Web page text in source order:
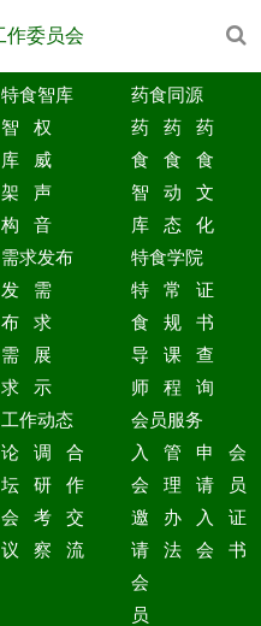
特食智库
智
库
架
构
权
威
声
音
药食同源
药
食
智
库
药
食
动
态
药
食
文
化
需求发布
发
布
需
求
需
求
展
示
特食学院
特
食
导
师
常
规
课
程
证
书
查
询
工作动态
论
坛
会
议
调
研
考
察
合
作
交
流
会员服务
入
会
邀
请
管
理
办
法
申
请
入
会
会
员
证
书
会
员